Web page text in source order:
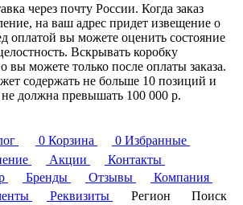
через почту России. Когда заказ
на ваш адрес придет извещение о
оплатой вы можете оценить состояние
Вскрывать коробку
вы можете только после оплаты заказа.
содержать не больше 10 позиций и
не должна превышать 100 000 р.
0 Корзина 0 Избранные
Акции
Контакты
Бренды Отзывы
Компания
Реквизиты Регион
Поиск